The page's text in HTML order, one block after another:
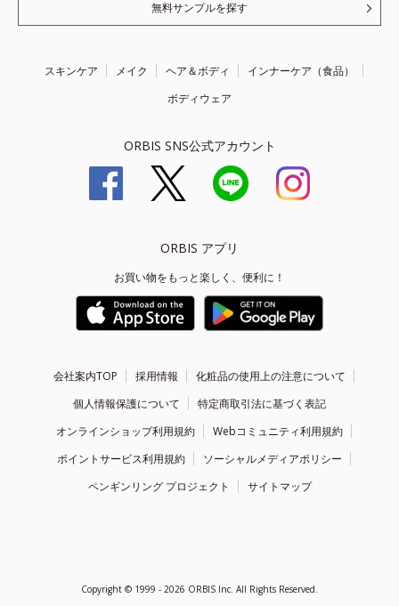
無料サンプルを探す
スキンケア メイク ヘア＆ボディ
インナーケア（食品）
ボディウェア
ORBIS SNS公式アカウント
ORBIS アプリ
お買い物をもっと楽しく、便利に！
会社案内TOP 採用情報
化粧品の使用上の注意について
個人情報保護について
特定商取引法に基づく表記
オンラインショップ利用規約
Webコミュニティ利用規約
ポイントサービス利用規約
ソーシャルメディアポリシー
ペンギンリング プロジェクト
サイトマップ
Copyright © 1999 - 2026 ORBIS Inc. All Rights Reserved.